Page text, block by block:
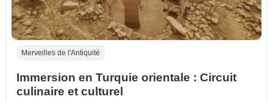
Merveilles de l'Antiquité
Immersion en Turquie orientale : Circuit
culinaire et culturel